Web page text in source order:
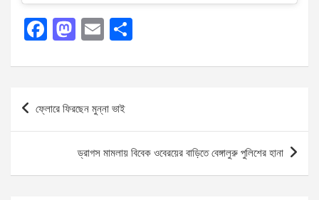
F
ce
o
M
st
d
o
n
E
ail ar
Post
navigation
ফ্লোরে ফিরছেন মুন্না ভাই
ড্রাগস মামলায় বিবেক ওবেরয়ের বাড়িতে বেঙ্গালুরু পুলিশের হানা